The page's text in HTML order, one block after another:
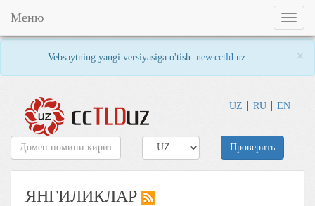
Vebsaytning yangi versiyasiga o'tish: new.cctld.uz ×
UZ RU EN
Toggle
Меню
Проверить
ЯНГИЛИКЛАР